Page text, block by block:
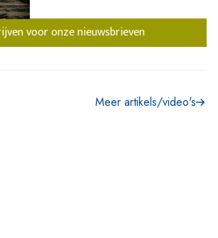
voor onze nieuwsbrieven
Meer artikels/video's